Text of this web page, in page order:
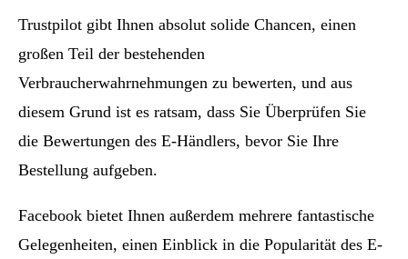
Trustpilot gibt Ihnen absolut solide Chancen, einen
großen Teil der bestehenden
Verbraucherwahrnehmungen zu bewerten, und aus
diesem Grund ist es ratsam, dass Sie Überprüfen Sie
die Bewertungen des E-Händlers, bevor Sie Ihre
Bestellung aufgeben.
Facebook bietet Ihnen außerdem mehrere fantastische
Gelegenheiten, einen Einblick in die Popularität des E-